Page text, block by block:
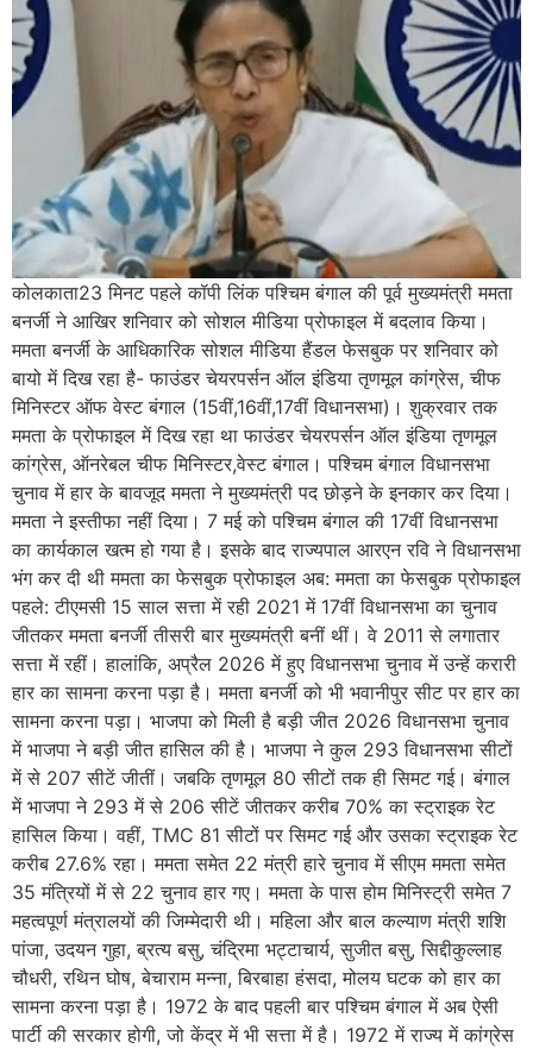
कोलकाता23 मिनट पहले कॉपी लिंक पश्चिम बंगाल की पूर्व मुख्यमंत्री ममता
बनर्जी ने आखिर शनिवार को सोशल मीडिया प्रोफाइल में बदलाव किया।
ममता बनर्जी के आधिकारिक सोशल मीडिया हैंडल फेसबुक पर शनिवार को
बायो में दिख रहा है- फाउंडर चेयरपर्सन ऑल इंडिया तृणमूल कांग्रेस, चीफ
मिनिस्टर ऑफ वेस्ट बंगाल (15वीं,16वीं,17वीं विधानसभा)। शुक्रवार तक
ममता के प्रोफाइल में दिख रहा था फाउंडर चेयरपर्सन ऑल इंडिया तृणमूल
कांग्रेस, ऑनरेबल चीफ मिनिस्टर,वेस्ट बंगाल। पश्चिम बंगाल विधानसभा
चुनाव में हार के बावजूद ममता ने मुख्यमंत्री पद छोड़ने के इनकार कर दिया।
ममता ने इस्तीफा नहीं दिया। 7 मई को पश्चिम बंगाल की 17वीं विधानसभा
का कार्यकाल खत्म हो गया है। इसके बाद राज्यपाल आरएन रवि ने विधानसभा
भंग कर दी थी ममता का फेसबुक प्रोफाइल अब: ममता का फेसबुक प्रोफाइल
पहले: टीएमसी 15 साल सत्ता में रही 2021 में 17वीं विधानसभा का चुनाव
जीतकर ममता बनर्जी तीसरी बार मुख्यमंत्री बनीं थीं। वे 2011 से लगातार
सत्ता में रहीं। हालांकि, अप्रैल 2026 में हुए विधानसभा चुनाव में उन्हें करारी
हार का सामना करना पड़ा है। ममता बनर्जी को भी भवानीपुर सीट पर हार का
सामना करना पड़ा। भाजपा को मिली है बड़ी जीत 2026 विधानसभा चुनाव
में भाजपा ने बड़ी जीत हासिल की है। भाजपा ने कुल 293 विधानसभा सीटों
में से 207 सीटें जीतीं। जबकि तृणमूल 80 सीटों तक ही सिमट गई। बंगाल
में भाजपा ने 293 में से 206 सीटें जीतकर करीब 70% का स्ट्राइक रेट
हासिल किया। वहीं, TMC 81 सीटों पर सिमट गई और उसका स्ट्राइक रेट
करीब 27.6% रहा। ममता समेत 22 मंत्री हारे चुनाव में सीएम ममता समेत
35 मंत्रियों में से 22 चुनाव हार गए। ममता के पास होम मिनिस्ट्री समेत 7
महत्वपूर्ण मंत्रालयों की जिम्मेदारी थी। महिला और बाल कल्याण मंत्री शशि
पांजा, उदयन गुहा, ब्रत्य बसु, चंद्रिमा भट्टाचार्य, सुजीत बसु, सिद्दीकुल्लाह
चौधरी, रथिन घोष, बेचाराम मन्ना, बिरबाहा हंसदा, मोलय घटक को हार का
सामना करना पड़ा है। 1972 के बाद पहली बार पश्चिम बंगाल में अब ऐसी
पार्टी की सरकार होगी, जो केंद्र में भी सत्ता में है। 1972 में राज्य में कांग्रेस